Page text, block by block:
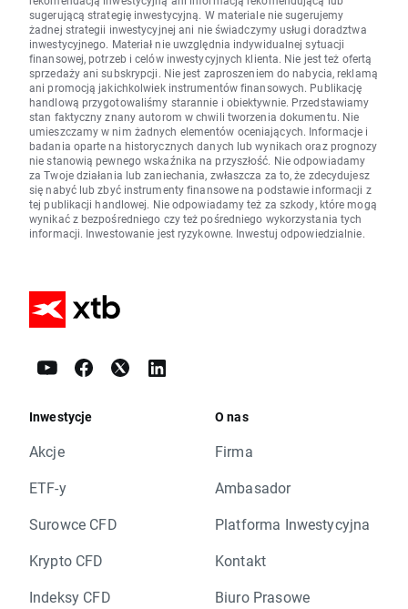
sugerującą strategię inwestycyjną. W materiale nie sugerujemy
żadnej strategii inwestycyjnej ani nie świadczymy usługi doradztwa
inwestycyjnego. Materiał nie uwzględnia indywidualnej sytuacji
finansowej, potrzeb i celów inwestycyjnych klienta. Nie jest też ofertą
sprzedaży ani subskrypcji. Nie jest zaproszeniem do nabycia, reklamą
ani promocją jakichkolwiek instrumentów finansowych. Publikację
handlową przygotowaliśmy starannie i obiektywnie. Przedstawiamy
stan faktyczny znany autorom w chwili tworzenia dokumentu. Nie
umieszczamy w nim żadnych elementów oceniających. Informacje i
badania oparte na historycznych danych lub wynikach oraz prognozy
nie stanowią pewnego wskaźnika na przyszłość. Nie odpowiadamy
za Twoje działania lub zaniechania, zwłaszcza za to, że zdecydujesz
się nabyć lub zbyć instrumenty finansowe na podstawie informacji z
tej publikacji handlowej. Nie odpowiadamy też za szkody, które mogą
wynikać z bezpośredniego czy też pośredniego wykorzystania tych
informacji. Inwestowanie jest ryzykowne. Inwestuj odpowiedzialnie.
Inwestycje
Akcje
ETF-y
Surowce CFD
Krypto CFD
Indeksy CFD
O nas
Firma
Ambasador
Platforma Inwestycyjna
Kontakt
Biuro Prasowe